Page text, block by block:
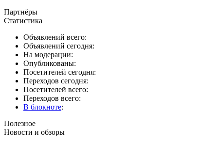
Партнёры
Статистика
Объявлений всего:
Объявлений сегодня:
На модерации:
Опубликованы:
Посетителей сегодня:
Переходов сегодня:
Посетителей всего:
Переходов всего:
В блокноте:
Полезное
Новости и обзоры